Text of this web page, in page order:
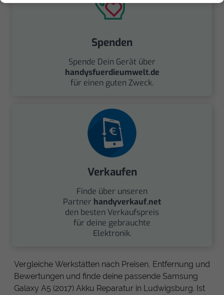
Spenden
Spende Dein Gerät über
handysfuerdieumwelt.de
für einen guten Zweck.
Verkaufen
Finde über unseren
Partner handyverkauf.net
den besten Verkaufspreis
für deine gebrauchte
Elektronik.
Vergleiche Werkstätten nach Preisen, Entfernung und
Bewertungen und finde deine passende Samsung
Galaxy A5 (2017) Akku Reparatur in Ludwigsburg. Ist